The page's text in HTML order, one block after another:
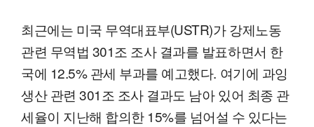
최근에는 미국 무역대표부(USTR)가 강제노동
관련 무역법 301조 조사 결과를 발표하면서 한
국에 12.5% 관세 부과를 예고했다. 여기에 과잉
생산 관련 301조 조사 결과도 남아 있어 최종 관
세율이 지난해 합의한 15%를 넘어설 수 있다는